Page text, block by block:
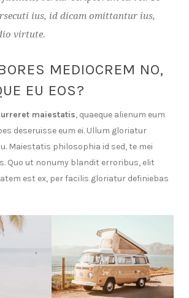
ius, id dicam omittantur ius,
virtute.
MEDIOCREM NO,
EU EOS?
maiestatis, quaeque alienum eum
deseruisse eum ei. Ullum gloriatur
Maiestatis philosophia id sed, te mei
Quo ut nonumy blandit erroribus, elit
est ex, per facilis gloriatur definiebas